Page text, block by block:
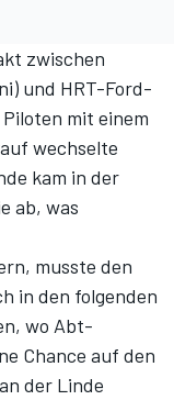
zwischen
und HRT-Ford-
mit einem
wechselte
kam in der
ab, was
musste den
in den folgenden
wo Abt-
Chance auf den
der Linde